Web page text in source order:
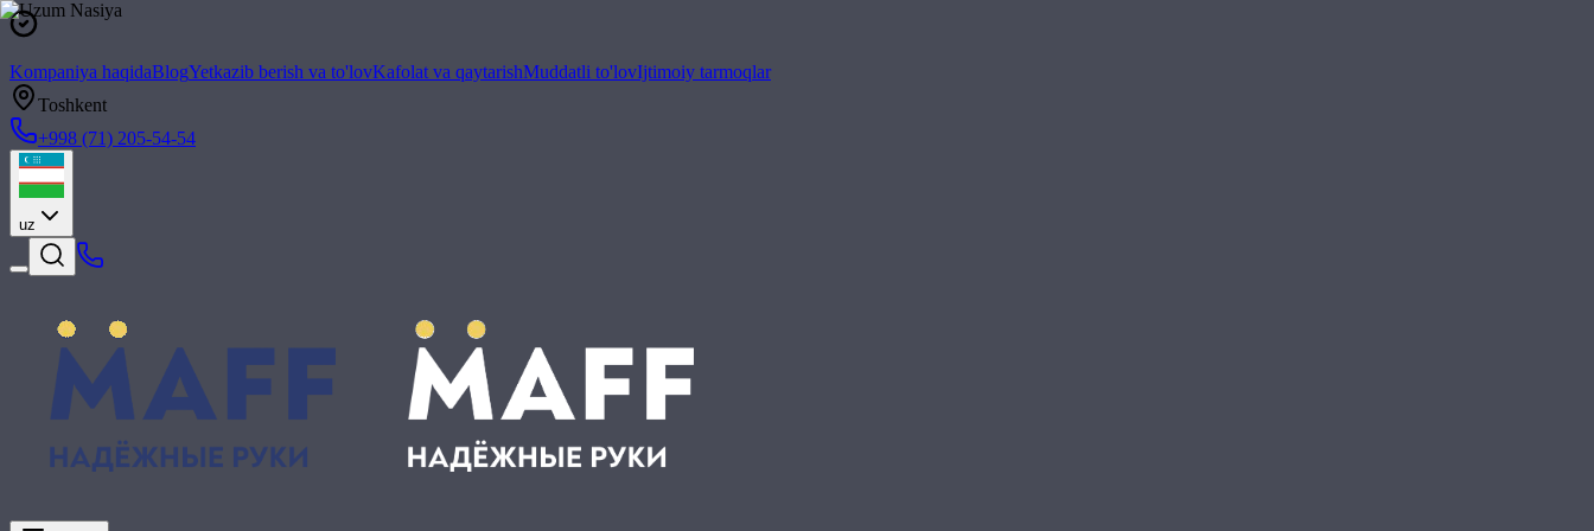
Kompaniya haqidaBlogYetkazib berish va to'lovKafolat va qaytarishMuddatli to'lovIjtimoiy tarmoqlar
Toshkent
+998 (71) 205-54-54
uz